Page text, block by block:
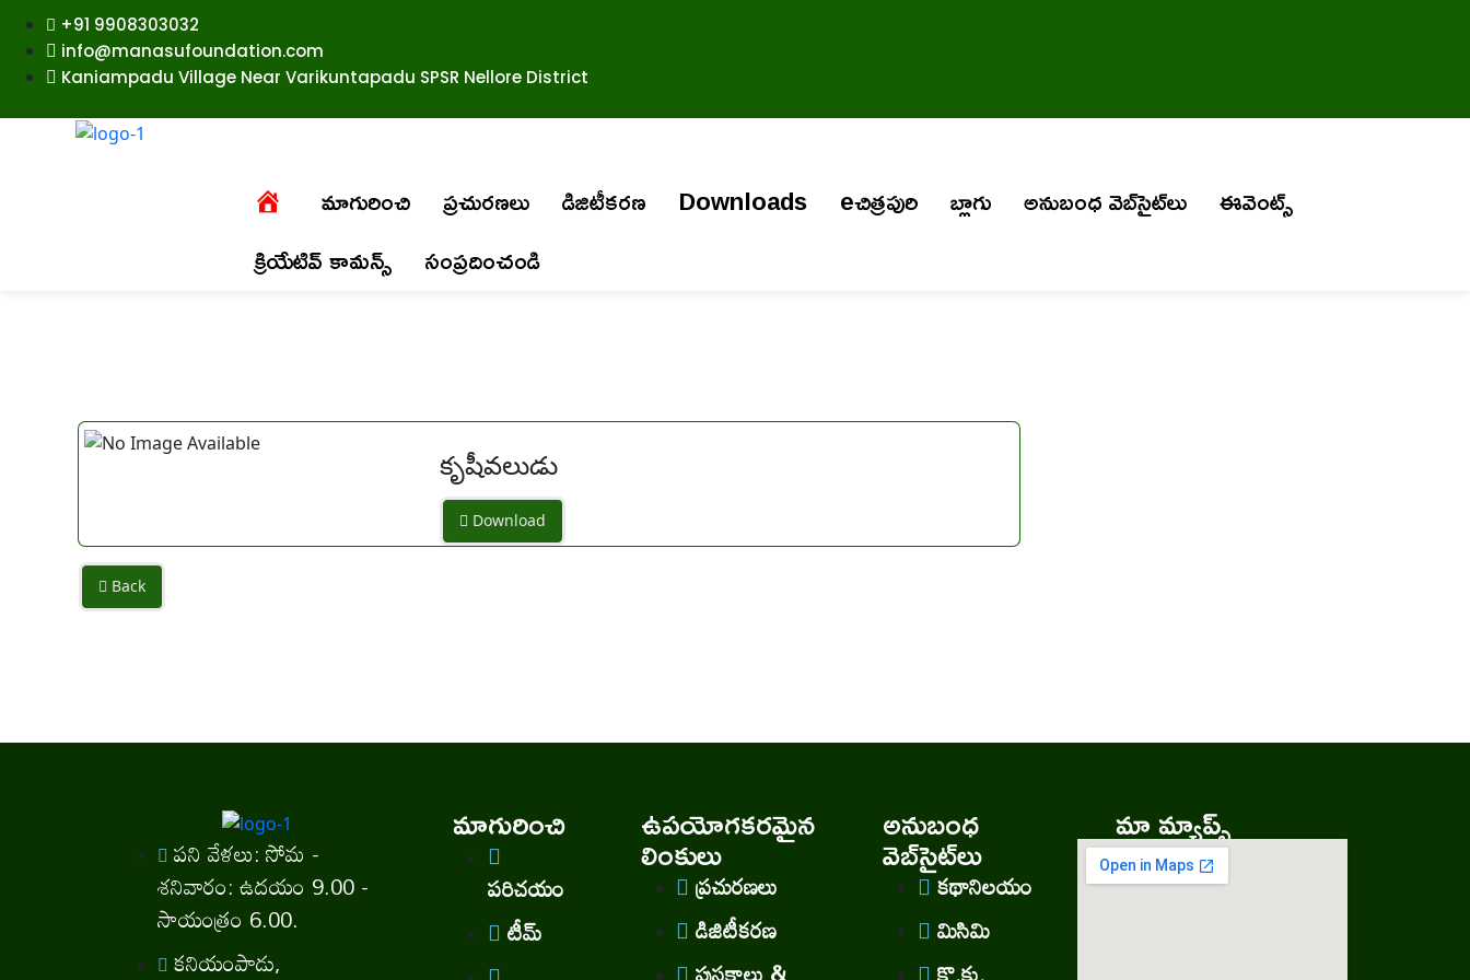
+91 9908303032
info@manasufoundation.com
Kaniampadu Village Near Varikuntapadu SPSR Nellore District
మాగురించి ప్రచురణలు డిజిటీకరణ Downloads eచిత్రపురి బ్లాగు అనుబంధ వెబ్‌సైట్‌లు
ఈవెంట్స్
క్రియేటివ్ కామన్స్
సంప్రదించండి
కృషీవలుడు
Download
Back
పని వేళలు: సోమ -
శనివారం: ఉదయం 9.00 -
సాయంత్రం 6.00.
కనియంపాడు,
మాగురించి
పరిచయం
టీమ్
ఉపయోగకరమైన
లింకులు
ప్రచురణలు
డిజిటీకరణ
అనుబంధ
వెబ్‌సైట్‌లు
కథానిలయం
మిసిమి
మా మ్యాప్స్